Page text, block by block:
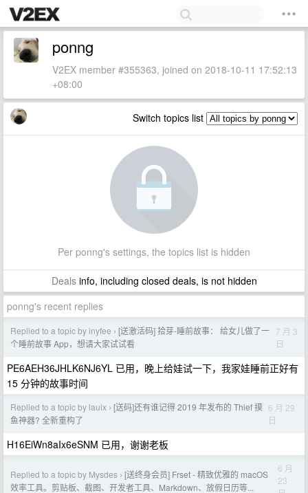
ponng
V2EX member #355363, joined on 2018-10-11 17:52:13
+08:00
Switch topics list
Per ponng's settings, the topics list is hidden
Dealsinfo, including closed deals, is not hidden
ponng's recent replies
Replied to a topic by inyfee › [送激活码] 拾芽-睡前故事： 给女儿做了一
个睡前故事 App，想请大家试试看
7 月 3
日
PE6AEH36JHLK6NJ6YL 已用，晚上给娃试一下，我家娃睡前正好有
15 分钟的故事时间
Replied to a topic by lauix › [送码]还有谁记得 2019 年发布的 Thief 摸
鱼神器? 全新重构了
6 月 29
日
H16EiWn8aIx6eSNM 已用，谢谢老板
Replied to a topic by Mysdes › [送终身会员] Frset - 精致优雅的 macOS
效率工具。剪贴板、截图、开发者工具、Markdown、放假日历等...
6 月
23